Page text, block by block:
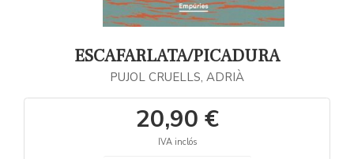
ESCAFARLATA/PICADURA
PUJOL CRUELLS, ADRIÀ
20,90 €
IVA inclós